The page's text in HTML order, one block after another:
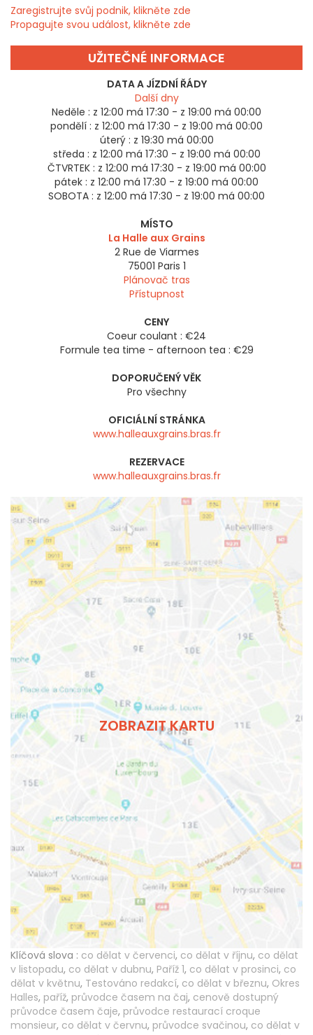
Zaregistrujte svůj podnik, klikněte zde
Propagujte svou událost, klikněte zde
UŽITEČNÉ INFORMACE
DATA A JÍZDNÍ ŘÁDY
Další dny
Neděle : z 12:00 má 17:30 - z 19:00 má 00:00
pondělí : z 12:00 má 17:30 - z 19:00 má 00:00
úterý : z 19:30 má 00:00
středa : z 12:00 má 17:30 - z 19:00 má 00:00
ČTVRTEK : z 12:00 má 17:30 - z 19:00 má 00:00
pátek : z 12:00 má 17:30 - z 19:00 má 00:00
SOBOTA : z 12:00 má 17:30 - z 19:00 má 00:00
MÍSTO
La Halle aux Grains
2 Rue de Viarmes
75001 Paris 1
Plánovač tras
Přístupnost
CENY
Coeur coulant : €24
Formule tea time - afternoon tea : €29
DOPORUČENÝ VĚK
Pro všechny
OFICIÁLNÍ STRÁNKA
www.halleauxgrains.bras.fr
REZERVACE
www.halleauxgrains.bras.fr
ZOBRAZIT KARTU
Klíčová slova : co dělat v červenci, co dělat v říjnu, co dělat
v listopadu, co dělat v dubnu, Paříž 1, co dělat v prosinci, co
dělat v květnu, Testováno redakcí, co dělat v březnu, Okres
Halles, paříž, průvodce časem na čaj, cenově dostupný
průvodce časem čaje, průvodce restaurací croque
monsieur, co dělat v červnu, průvodce svačinou, co dělat v